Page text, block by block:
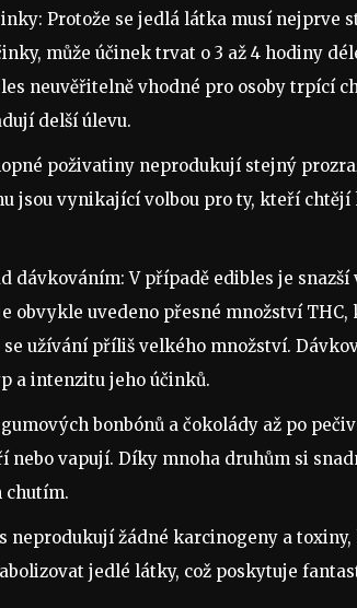
Protože se jedlá látka musí nejprve
může účinek trvat o 3 až 4 hodiny
neuvěřitelně vhodné pro osoby trpící
delší úlevu.
poživatiny neprodukují stejný
jsou vynikající volbou pro ty, kteří chtějí
dávkováním: V případě edibles je
obvykle uvedeno přesné množství
užívání příliš velkého množství.
a intenzitu jeho účinků.
bonbónů a čokolády až po
vapují. Díky mnoha druhům si
chutím.
neprodukují žádné karcinogeny a
jedlé látky, což poskytuje